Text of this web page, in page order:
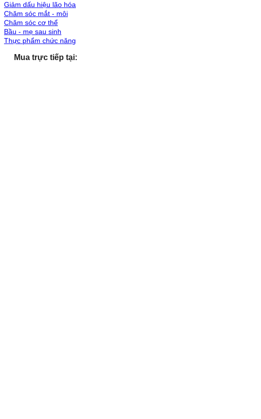
Giảm dấu hiệu lão hóa
Chăm sóc mắt - môi
Chăm sóc cơ thể
Bầu - mẹ sau sinh
Thực phẩm chức năng
Mua trực tiếp tại: